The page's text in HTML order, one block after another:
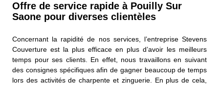
Offre de service rapide à Pouilly Sur
Saone pour diverses clientèles
Concernant la rapidité de nos services, l’entreprise Stevens
Couverture est la plus efficace en plus d’avoir les meilleurs
temps pour ses clients. En effet, nous travaillons en suivant
des consignes spécifiques afin de gagner beaucoup de temps
lors des activités de charpente et zinguerie. En plus de cela,